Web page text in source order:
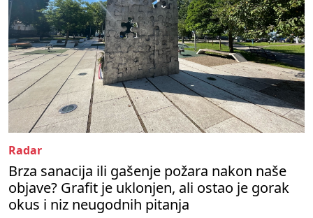
Radar
Brza sanacija ili gašenje požara nakon naše
objave? Grafit je uklonjen, ali ostao je gorak
okus i niz neugodnih pitanja